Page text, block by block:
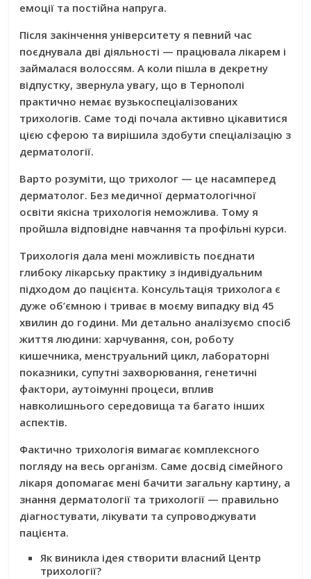
емоції та постійна напруга.
Після закінчення університету я певний час
поєднувала дві діяльності — працювала лікарем і
займалася волоссям. А коли пішла в декретну
відпустку, звернула увагу, що в Тернополі
практично немає вузькоспеціалізованих
трихологів. Саме тоді почала активно цікавитися
цією сферою та вирішила здобути спеціалізацію з
дерматології.
Варто розуміти, що трихолог — це насамперед
дерматолог. Без медичної дерматологічної
освіти якісна трихологія неможлива. Тому я
пройшла відповідне навчання та профільні курси.
Трихологія дала мені можливість поєднати
глибоку лікарську практику з індивідуальним
підходом до пацієнта. Консультація трихолога є
дуже об’ємною і триває в моєму випадку від 45
хвилин до години. Ми детально аналізуємо спосіб
життя людини: харчування, сон, роботу
кишечника, менструальний цикл, лабораторні
показники, супутні захворювання, генетичні
фактори, аутоімунні процеси, вплив
навколишнього середовища та багато інших
аспектів.
Фактично трихологія вимагає комплексного
погляду на весь організм. Саме досвід сімейного
лікаря допомагає мені бачити загальну картину, а
знання дерматології та трихології — правильно
діагностувати, лікувати та супроводжувати
пацієнта.
Як виникла ідея створити власний Центр
трихології?